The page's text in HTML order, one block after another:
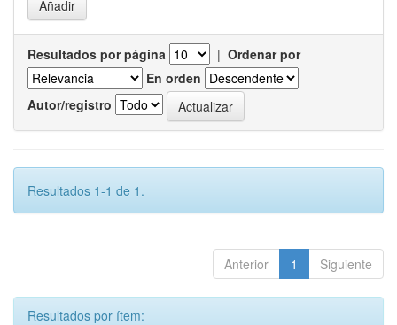
Resultados por página | Ordenar por
En orden
Autor/registro
Resultados 1-1 de 1.
Anterior 1 Siguiente
Resultados por ítem: